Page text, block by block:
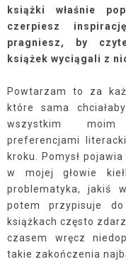
książki właśnie
czerpiesz
pragniesz, by
książek wyciągali z
Powtarzam to za
które sama
wszystkim moim
preferencjami
kroku. Pomysł
w mojej głowie
problematyka, jakiś
potem przypisuje
książkach często
czasem wręcz
takie zakończenia